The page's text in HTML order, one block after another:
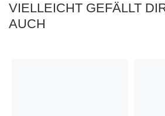
VIELLEICHT GEFÄLLT
AUCH